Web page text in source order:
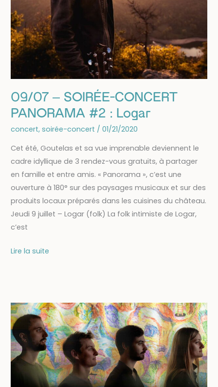
09/07 – SOIRÉE-CONCERT
PANORAMA #2 : Logar
concert, soirée-concert / 01/21/2020
Cet été, Goutelas et sa vue imprenable deviennent le
cadre idyllique de 3 rendez-vous gratuits, à partager
en famille et entre amis. « Panorama », c’est une
ouverture à 180° sur des paysages musicaux et sur des
produits locaux préparés dans les cuisines du château.
Jeudi 9 juillet – Logar (folk) La folk intimiste de Logar,
c’est
09/07
PANORAMA
#2
:
Logar
Lire la suite